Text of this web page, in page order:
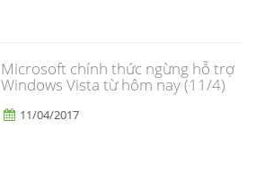
Microsoft chính thức ngừng hỗ trợ
Windows Vista từ hôm nay (11/4)
11/04/2017